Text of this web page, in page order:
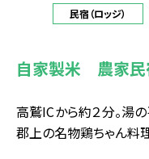
民宿（ロッジ）
自家製米 農家民
高鷲ICから約２分。湯
郡上の名物鶏ちゃん料